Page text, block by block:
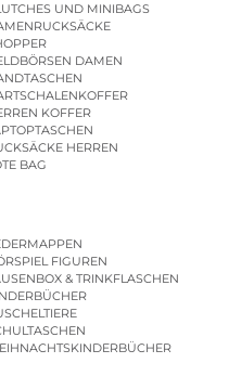
UND MINIBAGS
DAMEN
KOFFER
HERREN
BAG
FIGUREN
& TRINKFLASCHEN